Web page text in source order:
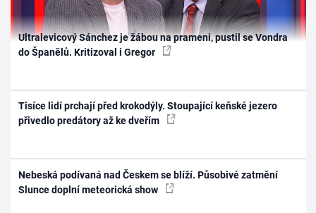
Ultralevicový Sánchez je žábou na prameni, pustil se Vondra
do Španělů. Kritizoval i Gregor
Tisíce lidí prchají před krokodýly. Stoupající keňské jezero
přivedlo predátory až ke dveřím
Nebeská podívaná nad Českem se blíží. Působivé zatmění
Slunce doplní meteorická show